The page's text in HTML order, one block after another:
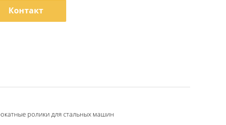
Контакт
ролики для стальных машин